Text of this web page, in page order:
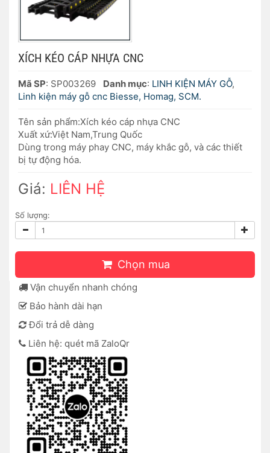
XÍCH KÉO CÁP NHỰA CNC
Mã SP: SP003269 Danh mục: LINH KIỆN MÁY GỖ,
Linh kiện máy gỗ cnc Biesse, Homag, SCM.
Tên sản phẩm:Xích kéo cáp nhựa CNC
Xuất xứ:Việt Nam,Trung Quốc
Dùng trong máy phay CNC, máy khắc gỗ, và các thiết
bị tự động hóa.
Giá: LIÊN HỆ
Số lượng:
Chọn mua
Vận chuyển nhanh chóng
Bảo hành dài hạn
Đổi trả dễ dàng
Liên hệ: quét mã ZaloQr